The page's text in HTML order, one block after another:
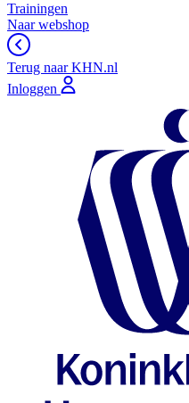
Trainingen
Naar webshop
Terug naar KHN.nl
Inloggen